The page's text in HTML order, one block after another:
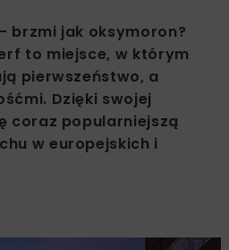
brzmi jak oksymoron?
to miejsce, w którym
pierwszeństwo, a
Dzięki swojej
coraz popularniejszą
w europejskich i